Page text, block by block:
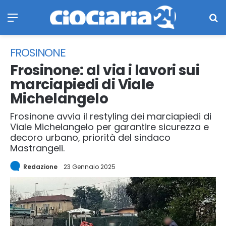
FROSINONE
Frosinone: al via i lavori sui
marciapiedi di Viale
Michelangelo
Frosinone avvia il restyling dei marciapiedi di
Viale Michelangelo per garantire sicurezza e
decoro urbano, priorità del sindaco
Mastrangeli.
Redazione 23 Gennaio 2025